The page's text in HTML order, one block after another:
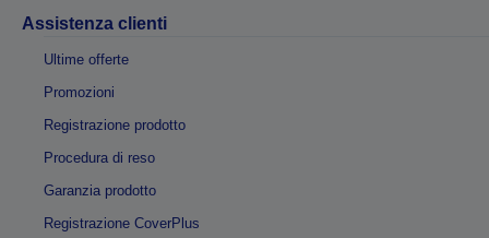
Assistenza clienti
Ultime offerte
Promozioni
Registrazione prodotto
Procedura di reso
Garanzia prodotto
Registrazione CoverPlus